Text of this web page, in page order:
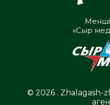
«Сыр
© 2026 . Zhalagash-